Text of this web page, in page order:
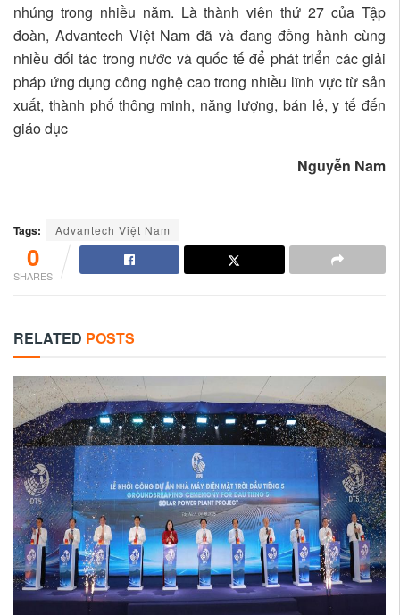
nhúng trong nhiều năm. Là thành viên thứ 27 của Tập
đoàn, Advantech Việt Nam đã và đang đồng hành cùng
nhiều đối tác trong nước và quốc tế để phát triển các giải
pháp ứng dụng công nghệ cao trong nhiều lĩnh vực từ sản
xuất, thành phố thông minh, năng lượng, bán lẻ, y tế đến
giáo dục
Nguyễn Nam
Tags: Advantech Việt Nam
0
SHARES
RELATED POSTS